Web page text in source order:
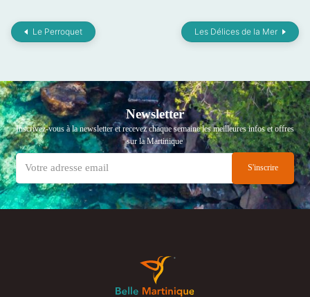
Le Perroquet Les Délices de la Mer
Newsletter
Inscrivez-vous à la newsletter et recevez chaque semaine les meilleures infos et offres
sur la Martinique